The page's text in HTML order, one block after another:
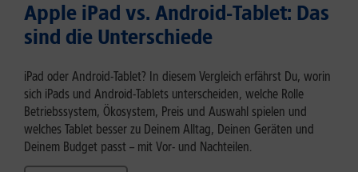
Apple iPad vs. Android-Tablet: Das
sind die Unterschiede
iPad oder Android-Tablet? In diesem Vergleich erfährst Du, worin
sich iPads und Android-Tablets unterscheiden, welche Rolle
Betriebssystem, Ökosystem, Preis und Auswahl spielen und
welches Tablet besser zu Deinem Alltag, Deinen Geräten und
Deinem Budget passt – mit Vor- und Nachteilen.